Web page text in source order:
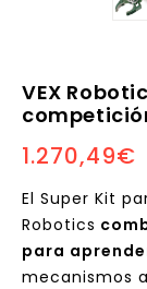
VEX
1.270,49€
El Super Kit
Robotics
para
mecanismos